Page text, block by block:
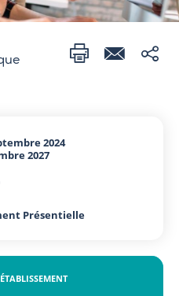
2024
2027
Présentielle